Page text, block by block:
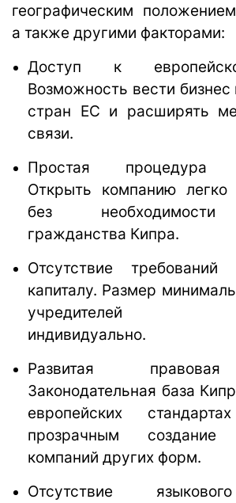
географическим
а также другими факторами:
Доступ к
Возможность вести бизнес
стран ЕС и расширять
связи.
Простая процедура
Открыть компанию легко
без необходимости
гражданства Кипра.
Отсутствие
капиталу. Размер
учредителей
индивидуально.
Развитая
Законодательная база
европейских
прозрачным
компаний других форм.
Отсутствие